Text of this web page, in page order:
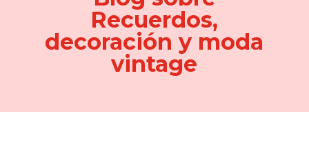
Recuerdos,
decoración y moda
vintage